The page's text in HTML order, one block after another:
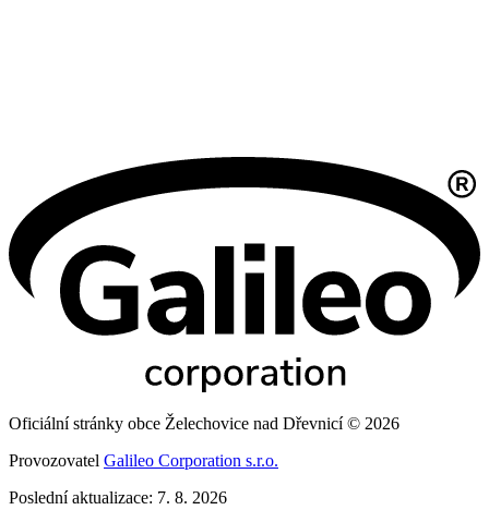
Oficiální stránky obce Želechovice nad Dřevnicí © 2026
Provozovatel Galileo Corporation s.r.o.
Poslední aktualizace: 7. 8. 2026